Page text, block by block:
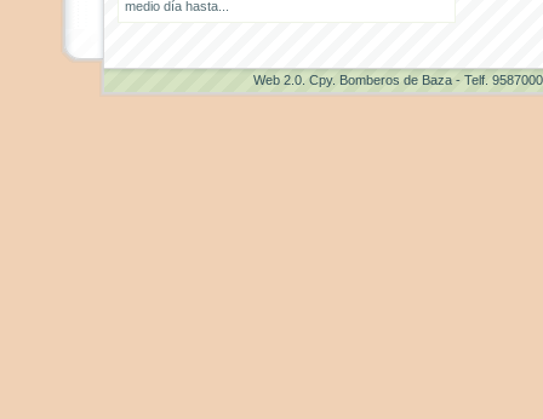
medio día hasta...
Web 2.0 . Cpy. Bomberos de Baza - Telf.